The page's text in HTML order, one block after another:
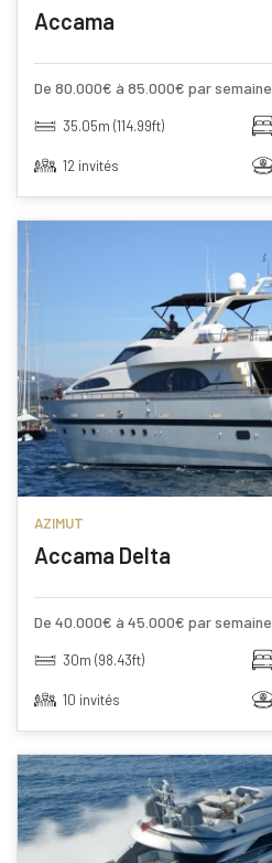
Accama
De 80.000€ à 85.000€ par semaine
35.05m (114.99ft)
12 invités
AZIMUT
Accama Delta
De 40.000€ à 45.000€ par semaine
30m (98.43ft)
10 invités